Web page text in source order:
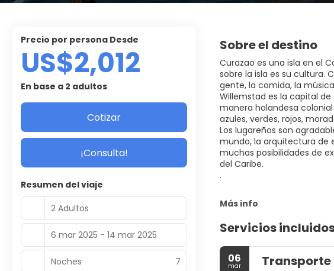
Sobre el destino
Curazao es una isla en el
sobre la isla es su cultura.
gente, la comida, la
Willemstad es la capital
manera holandesa
azules, verdes, rojos,
Los lugareños son
mundo, la arquitectura de
muchas posibilidades de
del Caribe.
.
Más info
Servicios
06
mar Transporte
precio por persona Desde
US$2,012
En base a 2 adultos
Cotizar
¡Consulta!
Resumen del viaje
2 Adultos
6 mar 2025 - 14 mar 2025
Noches 7